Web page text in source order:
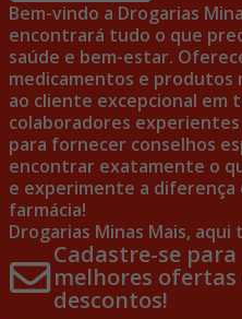
Bem-vindo a Drogarias
encontrará tudo o que
saúde e bem-estar.
medicamentos e produtos
ao cliente excepcional em
colaboradores
para fornecer conselhos
encontrar exatamente o
e experimente a diferença
farmácia!
Drogarias Minas Mais,
Cadastre-se
melhores ofertas
descontos!